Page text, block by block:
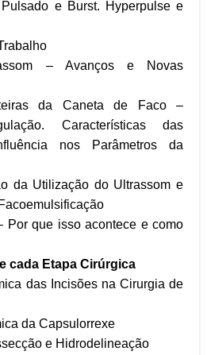
e Burst. Hyperpulse e
– Avanços e Novas
da Caneta de Faco –
Características das
nos Parâmetros da
da Utilização do Ultrassom e
Por que isso acontece e como
cada Etapa Cirúrgica
das Incisões na Cirurgia de
da Capsulorrexe
e Hidrodelineação